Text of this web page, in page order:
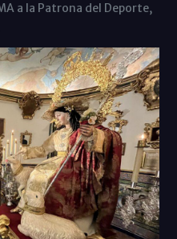
a la Patrona del Deporte,